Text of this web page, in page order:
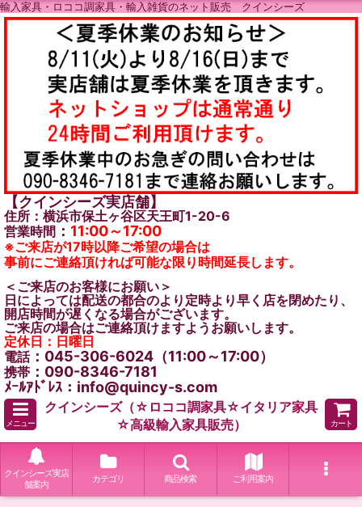
輸入家具・ロココ調家具・輸入雑貨のネット販売 クインシーズ
【クインシーズ実店舗】
住所：横浜市保土ヶ谷区天王町1-20-6
営業時間 ： 11:00～17:00
※ご来店が17時以降ご希望の場合は
事前にご連絡頂ければ可能な限り時間延長します。
＜ご来店のお客様にお願い＞
日によっては配送の都合のより定時より早く店を閉めたり、
開店時間が遅くなる場合がございます。
ご来店の場合はご連絡頂けますようお願いします。
定休日：日曜日
電話：045-306-6024（11:00～17:00）
携帯 ：090-8346-7181
ﾒｰﾙｱﾄﾞﾚｽ：info@quincy-s.com
メニュー
クインシーズ（☆ロココ調家具☆イタリア家具
☆高級輸入家具販売）
カート
クインシーズ実店
舗案内
カテゴリ 商品検索 ご利用案内